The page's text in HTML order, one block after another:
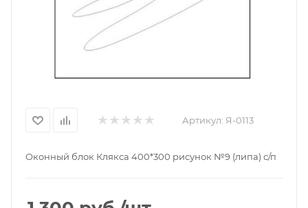
Артикул: Я-0113
Оконный блок Клякса 400*300 рисунок №9 (липа) с/п